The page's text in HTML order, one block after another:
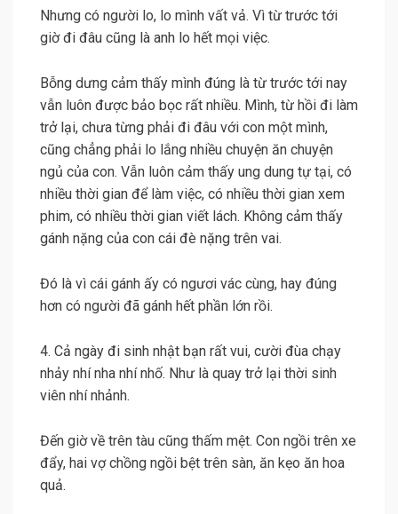
Nhưng có người lo, lo mình vất vả. Vì từ trước tới
giờ đi đâu cũng là anh lo hết mọi việc.
Bỗng dưng cảm thấy mình đúng là từ trước tới nay
vẫn luôn được bảo bọc rất nhiều. Mình, từ hồi đi làm
trở lại, chưa từng phải đi đâu với con một mình,
cũng chẳng phải lo lắng nhiều chuyện ăn chuyện
ngủ của con. Vẫn luôn cảm thấy ung dung tự tại, có
nhiều thời gian để làm việc, có nhiều thời gian xem
phim, có nhiều thời gian viết lách. Không cảm thấy
gánh nặng của con cái đè nặng trên vai.
Đó là vì cái gánh ấy có ngươi vác cùng, hay đúng
hơn có người đã gánh hết phần lớn rồi.
4. Cả ngày đi sinh nhật bạn rất vui, cười đùa chạy
nhảy nhí nha nhí nhố. Như là quay trở lại thời sinh
viên nhí nhảnh.
Đến giờ về trên tàu cũng thấm mệt. Con ngồi trên xe
đẩy, hai vợ chồng ngồi bệt trên sàn, ăn kẹo ăn hoa
quả.